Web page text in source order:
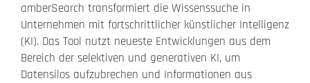
amberSearch transformiert die Wissenssuche in
Unternehmen mit fortschrittlicher künstlicher Intelligenz
(KI). Das Tool nutzt neueste Entwicklungen aus dem
Bereich der selektiven und generativen KI, um
Datensilos aufzubrechen und Informationen aus